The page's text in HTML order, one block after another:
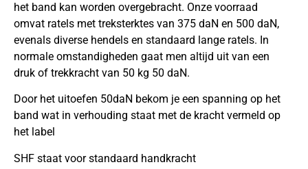
het band kan worden overgebracht. Onze voorraad
omvat ratels met treksterktes van 375 daN en 500 daN,
evenals diverse hendels en standaard lange ratels. In
normale omstandigheden gaat men altijd uit van een
druk of trekkracht van 50 kg 50 daN.
Door het uitoefen 50daN bekom je een spanning op het
band wat in verhouding staat met de kracht vermeld op
het label
SHF staat voor standaard handkracht